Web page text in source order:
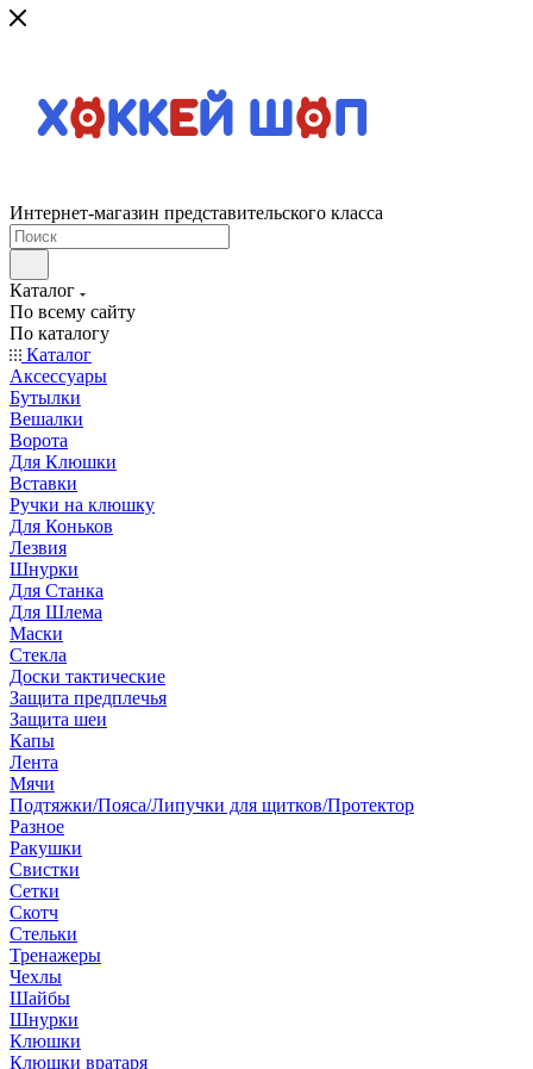
Интернет-магазин представительского класса
Каталог
По всему сайту
По каталогу
Каталог
Аксессуары
Бутылки
Вешалки
Ворота
Для Клюшки
Вставки
Ручки на клюшку
Для Коньков
Лезвия
Шнурки
Для Станка
Для Шлема
Маски
Стекла
Доски тактические
Защита предплечья
Защита шеи
Капы
Лента
Мячи
Подтяжки/Пояса/Липучки для щитков/Протектор
Разное
Ракушки
Свистки
Сетки
Скотч
Стельки
Тренажеры
Чехлы
Шайбы
Шнурки
Клюшки
Клюшки вратаря